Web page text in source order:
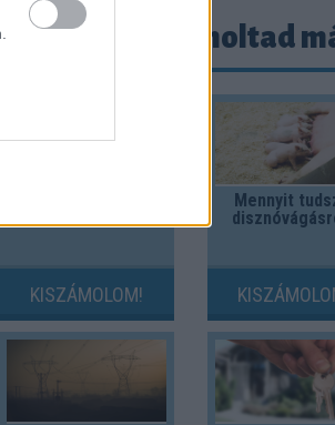
ezeket kiszámoltad
KISZÁMOLOM!
Mennyit